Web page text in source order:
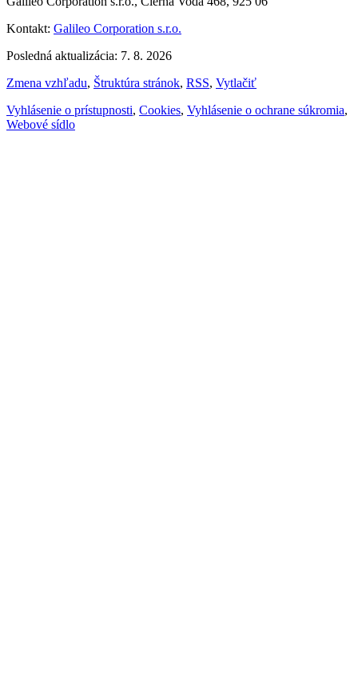
Kontakt: Galileo Corporation s.r.o.
Posledná aktualizácia: 7. 8. 2026
Zmena vzhľadu, Štruktúra stránok, RSS, Vytlačiť
Vyhlásenie o prístupnosti, Cookies, Vyhlásenie o ochrane súkromia,
Webové sídlo